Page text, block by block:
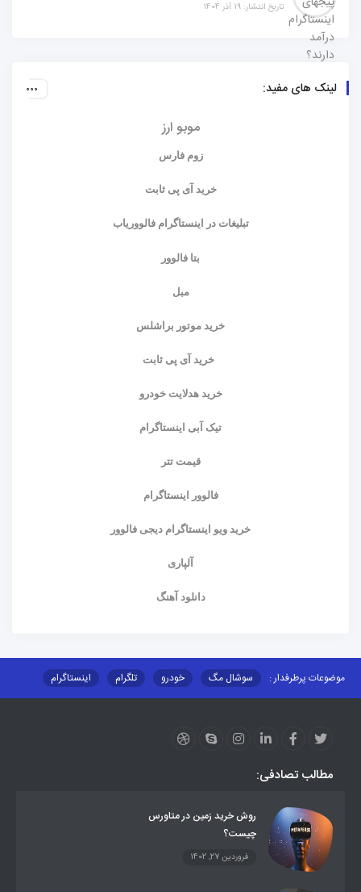
تاریخ انتشار: 19 آذر 1404
لینک های مفید:
موبو ارز
زوم فارس
خرید آی پی ثابت
تبلیغات در اینستاگرام فالووریاب
بتا فالوور
مبل
خرید موتور براشلس
خرید آی پی ثابت
خرید هدلایت خودرو
تیک آبی اینستاگرام
قیمت تتر
فالوور اینستاگرام
خرید ویو اینستاگرام دیجی فالوور
آلپاری
دانلود آهنگ
موضوعات پرطرفدار : سوشال مگ خودرو تلگرام
اینستاگرام
مطالب تصادفی:
روش خرید زمین در متاورس
چیست؟
فروردین 27, 1402